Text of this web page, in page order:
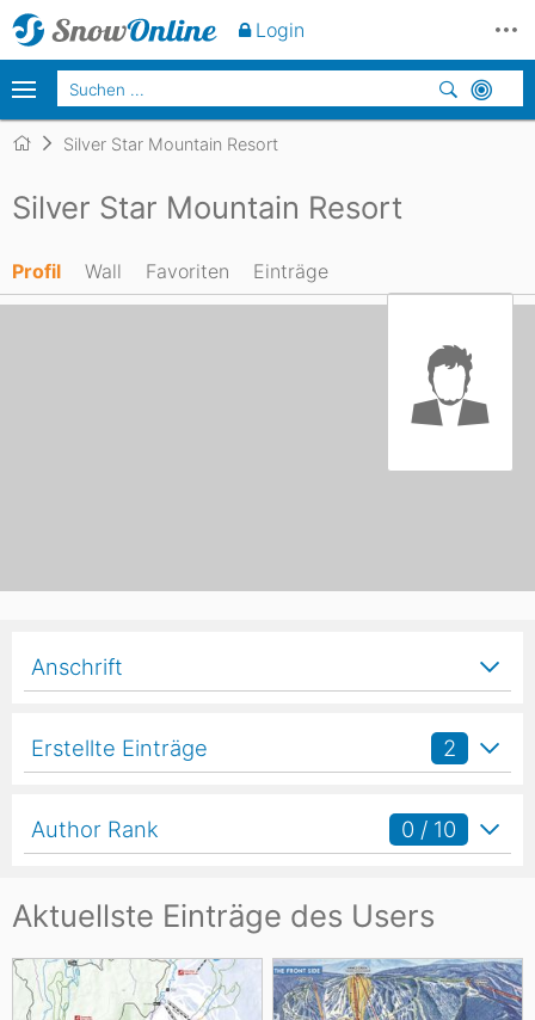
Silver Star Mountain Resort
Silver Star Mountain Resort
Profil Wall Favoriten Einträge
Aktuellste Einträge des Users
Anschrift
Erstellte Einträge 2
Author Rank 0 / 10
Login